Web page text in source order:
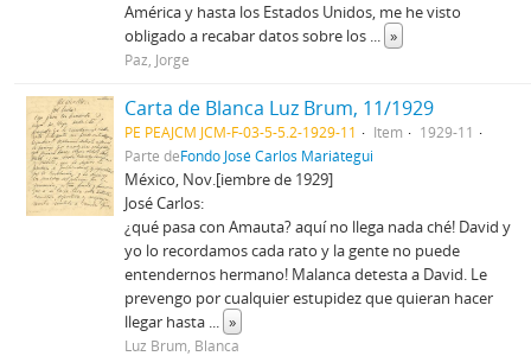
América y hasta los Estados Unidos, me he visto
obligado a recabar datos sobre los ... »
Paz, Jorge
Carta de Blanca Luz Brum, 11/1929
PE PEAJCM JCM-F-03-5-5.2-1929-11 Item
1929-11
Parte deFondo José Carlos Mariátegui
México, Nov.[iembre de 1929]
José Carlos:
¿qué pasa con Amauta? aquí no llega nada ché! David y
yo lo recordamos cada rato y la gente no puede
entendernos hermano! Malanca detesta a David. Le
prevengo por cualquier estupidez que quieran hacer
llegar hasta ... »
Luz Brum, Blanca